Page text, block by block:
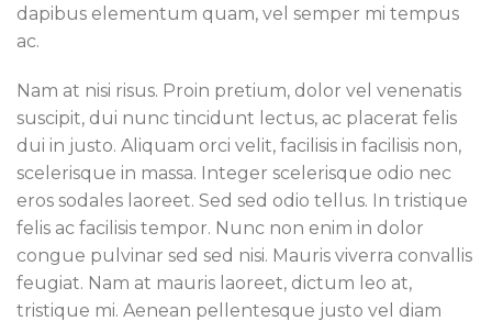
dapibus elementum quam, vel semper mi tempus
ac.
Nam at nisi risus. Proin pretium, dolor vel venenatis
suscipit, dui nunc tincidunt lectus, ac placerat felis
dui in justo. Aliquam orci velit, facilisis in facilisis non,
scelerisque in massa. Integer scelerisque odio nec
eros sodales laoreet. Sed sed odio tellus. In tristique
felis ac facilisis tempor. Nunc non enim in dolor
congue pulvinar sed sed nisi. Mauris viverra convallis
feugiat. Nam at mauris laoreet, dictum leo at,
tristique mi. Aenean pellentesque justo vel diam